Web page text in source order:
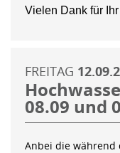
Vielen Dank für
FREITAG
08.09 und
Anbei die während